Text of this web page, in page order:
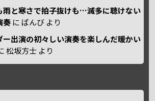
雨と寒さで拍子抜けも…滅多に聴けない
奏 に ばんび より
ー出演の初々しい演奏を楽しんだ暖かい
松坂方士 より